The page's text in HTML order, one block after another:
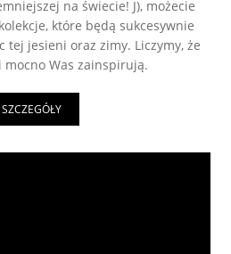
na świecie! J), możecie
które będą sukcesywnie
tej jesieni oraz zimy. Liczymy, że
mocno Was zainspirują.
SZCZEGÓŁY